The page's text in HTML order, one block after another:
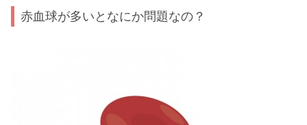
赤血球が多いとなにか問題なの？